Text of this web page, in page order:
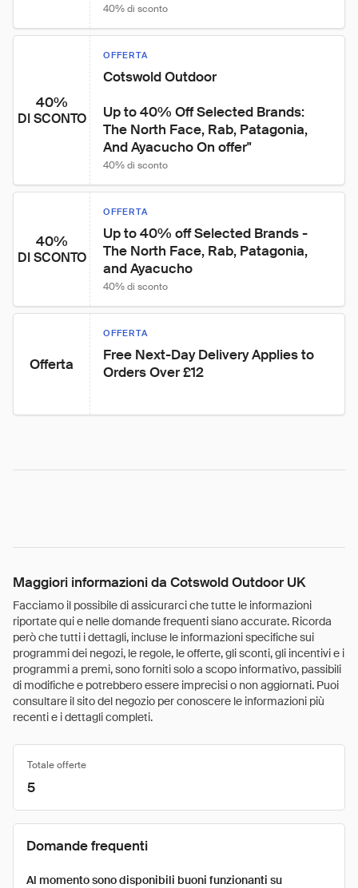
40% di sconto
40%
DI SCONTO
OFFERTA
Cotswold Outdoor
Up to 40% Off Selected Brands:
The North Face, Rab, Patagonia,
And Ayacucho On offer"
40% di sconto
40%
DI SCONTO
OFFERTA
Up to 40% off Selected Brands -
The North Face, Rab, Patagonia,
and Ayacucho
40% di sconto
Offerta
OFFERTA
Free Next-Day Delivery Applies to
Orders Over £12
Maggiori informazioni da Cotswold Outdoor UK
Facciamo il possibile di assicurarci che tutte le informazioni
riportate qui e nelle domande frequenti siano accurate. Ricorda
però che tutti i dettagli, incluse le informazioni specifiche sui
programmi dei negozi, le regole, le offerte, gli sconti, gli incentivi e i
programmi a premi, sono forniti solo a scopo informativo, passibili
di modifiche e potrebbero essere imprecisi o non aggiornati. Puoi
consultare il sito del negozio per conoscere le informazioni più
recenti e i dettagli completi.
Totale offerte
5
Domande frequenti
Al momento sono disponibili buoni funzionanti su